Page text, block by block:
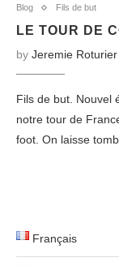
Blog Fils de but
LE TOUR DE
by Jeremie Roturier
Fils de but. Nouvel
notre tour de
foot. On laisse
Français